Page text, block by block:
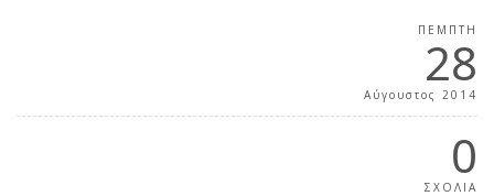
ΠΈΜΠΤΗ
28
Αύγουστος 2014
0
ΣΧΟΛΙΑ